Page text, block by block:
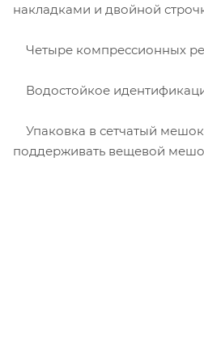
накладками и двойной
Четыре компрессионных
Водостойкое
Упаковка в сетчатый
поддерживать вещевой